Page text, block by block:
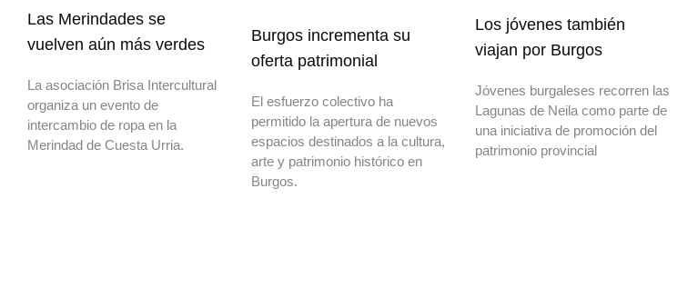
Las Merindades se
vuelven aún más verdes
La asociación Brisa Intercultural
organiza un evento de
intercambio de ropa en la
Merindad de Cuesta Urria.
Burgos incrementa su
oferta patrimonial
El esfuerzo colectivo ha
permitido la apertura de nuevos
espacios destinados a la cultura,
arte y patrimonio histórico en
Burgos.
Los jóvenes también
viajan por Burgos
Jóvenes burgaleses recorren las
Lagunas de Neila como parte de
una iniciativa de promoción del
patrimonio provincial